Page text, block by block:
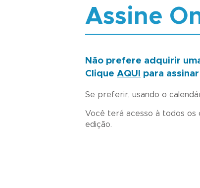
Assine
Não prefere adquirir
Clique AQUI para
Se preferir, usando o
Você terá acesso à todos os
edição.